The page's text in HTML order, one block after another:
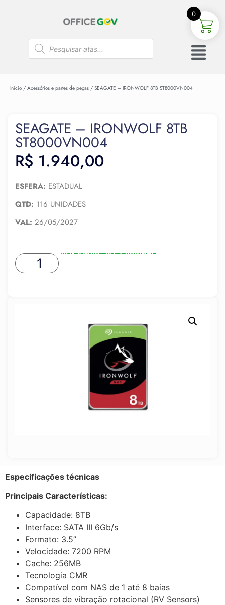
Início / Acessórios e partes de peças / SEAGATE – IRONWOLF 8TB ST8000VN004
SEAGATE – IRONWOLF 8TB
ST8000VN004
R$ 1.940,00
ESFERA: ESTADUAL
QTD: 116 UNIDADES
VAL: 26/05/2027
ADICIONAR AO CARRINHO
Especificações técnicas
Principais Características:
Capacidade: 8TB
Interface: SATA III 6Gb/s
Formato: 3.5”
Velocidade: 7200 RPM
Cache: 256MB
Tecnologia CMR
Compatível com NAS de 1 até 8 baias
Sensores de vibração rotacional (RV Sensors)
0